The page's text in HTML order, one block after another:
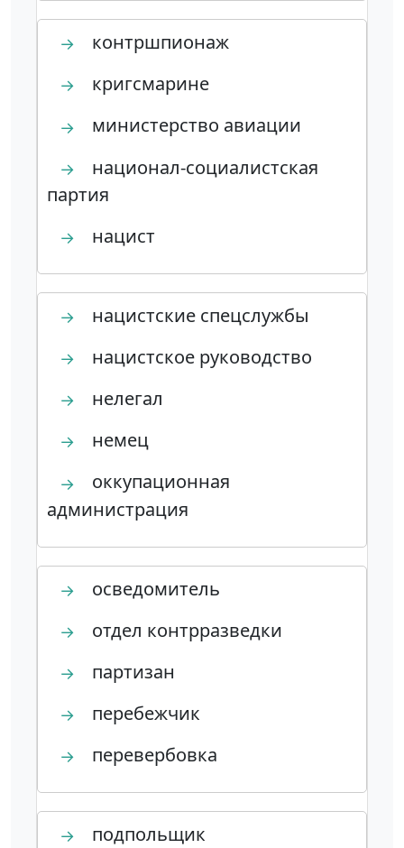
→ контршпионаж
→ кригсмарине
→ министерство авиации
→
национал-социалистская
партия
→ нацист
→ нацистские спецслужбы
→ нацистское руководство
→ нелегал
→ немец
→
оккупационная
администрация
→ осведомитель
→ отдел контрразведки
→ партизан
→ перебежчик
→ перевербовка
→ подпольщик